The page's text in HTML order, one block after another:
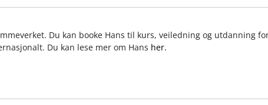
Du kan booke Hans til kurs, veiledning og utdanning
Du kan lese mer om Hans her.